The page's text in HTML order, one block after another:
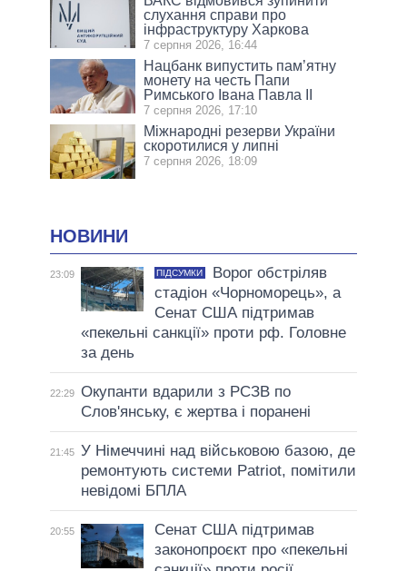
слухання справи про
інфраструктуру Харкова
7 серпня 2026, 16:44
Нацбанк випустить пам’ятну
монету на честь Папи
Римського Івана Павла II
7 серпня 2026, 17:10
Міжнародні резерви України
скоротилися у липні
7 серпня 2026, 18:09
НОВИНИ
23:09 ПІДСУМКИ
Ворог обстріляв
стадіон «Чорноморець», а
Сенат США підтримав
«пекельні санкції» проти рф. Головне
за день
22:29 Окупанти вдарили з РСЗВ по
Слов'янську, є жертва і поранені
21:45 У Німеччині над військовою базою, де
ремонтують системи Patriot, помітили
невідомі БПЛА
20:55
Сенат США підтримав
законопроєкт про «пекельні